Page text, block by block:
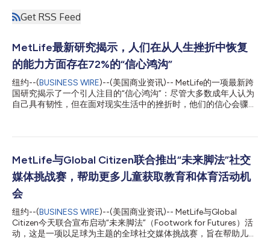
Get RSS Feed
MetLife最新研究揭示，人们在从人生挫折中恢复
的能力方面存在72%的“信心鸿沟”
纽约--(BUSINESS WIRE)--(美国商业资讯)-- MetLife的一项最新跨
国研究揭示了一个引人注目的“信心鸿沟”：尽管大多数成年人认为
自己具有韧性，但在面对现实生活中的挫折时，他们的信心会骤降
人生阶段中建立并维持的。 研究结果凸显了机会、事前准备和支
性、从挫折中恢复并追求自己的目标。 在足球将全球民众与社区
紧密相连的当下，该研究还强调了体育运动、教育和指导等早年经
历如何帮助人们从小培养韧性并获得自信。 四个受调查国家的主
要发现包括： 当成年受访者被问及从挫折中恢复的能力时，自信
心会大幅下降72%。相比于相信自己能从财务、情感或个人挑战中
重新振作，受访者更倾向于仅仅将自己描述为“具有韧性”。 早年经
历有助于建立自信和韧性。超过一半在童年时期参与过体育运动的
成年人表示，这些经历帮助他们建立了自信(56%)和毅力(52%)。
MetLife与Global Citizen联合推出“未来脚法”社交
媒体挑战赛，帮助更多儿童获取教育和体育活动机
会
纽约--(BUSINESS WIRE)--(美国商业资讯)-- MetLife与Global
Citizen今天联合宣布启动“未来脚法”（Footwork for Futures）活
动，这是一项以足球为主题的全球社交媒体挑战赛，旨在帮助儿童